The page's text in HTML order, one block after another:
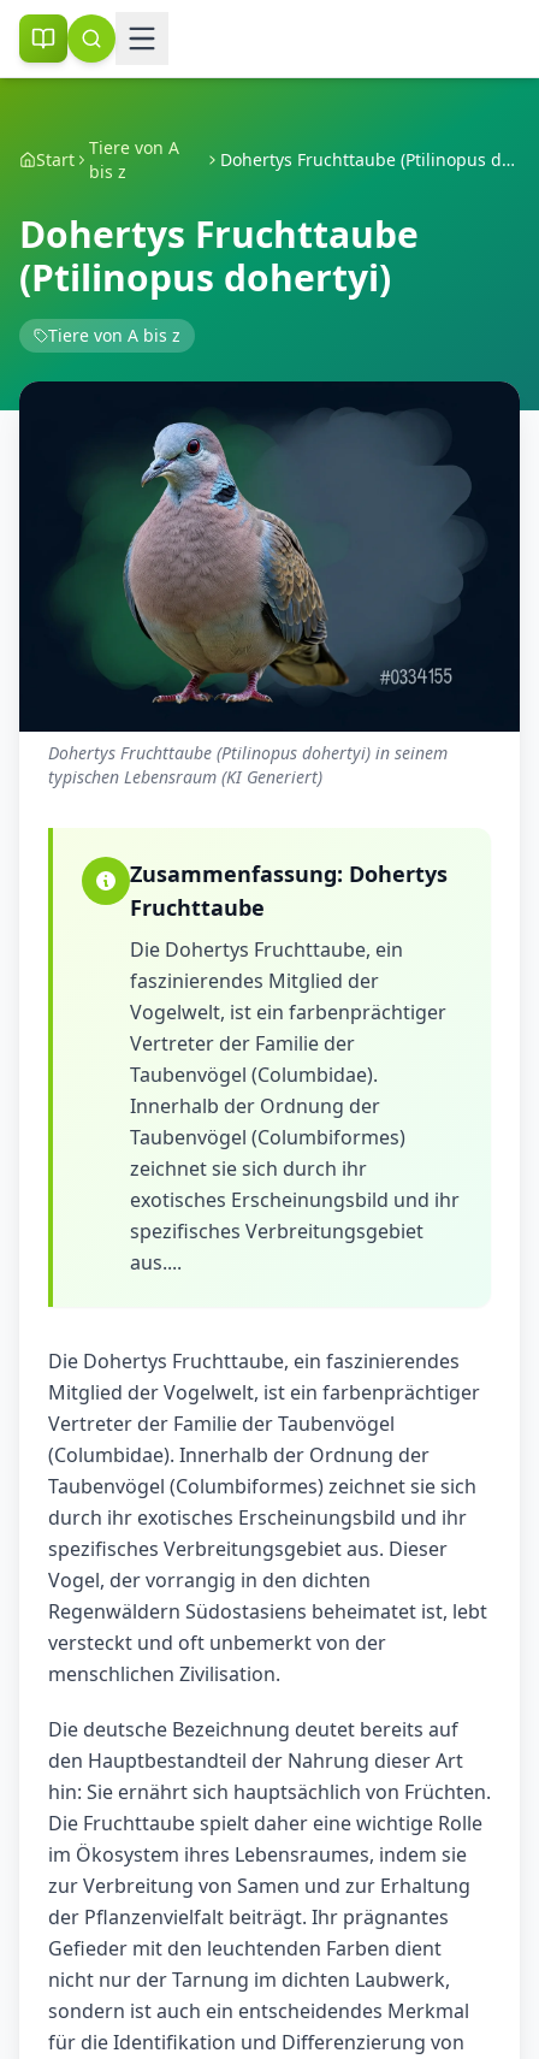
Start
Tiere von A
bis z
Dohertys Fruchttaube (Ptilinopus dohertyi)
Dohertys Fruchttaube
(Ptilinopus dohertyi)
Tiere von A bis z
Dohertys Fruchttaube (Ptilinopus dohertyi) in seinem
typischen Lebensraum (KI Generiert)
Zusammenfassung: Dohertys
Fruchttaube
Die Dohertys Fruchttaube, ein
faszinierendes Mitglied der
Vogelwelt, ist ein farbenprächtiger
Vertreter der Familie der
Taubenvögel (Columbidae).
Innerhalb der Ordnung der
Taubenvögel (Columbiformes)
zeichnet sie sich durch ihr
exotisches Erscheinungsbild und ihr
spezifisches Verbreitungsgebiet
aus....
Die Dohertys Fruchttaube, ein faszinierendes
Mitglied der Vogelwelt, ist ein farbenprächtiger
Vertreter der Familie der Taubenvögel
(Columbidae). Innerhalb der Ordnung der
Taubenvögel (Columbiformes) zeichnet sie sich
durch ihr exotisches Erscheinungsbild und ihr
spezifisches Verbreitungsgebiet aus. Dieser
Vogel, der vorrangig in den dichten
Regenwäldern Südostasiens beheimatet ist, lebt
versteckt und oft unbemerkt von der
menschlichen Zivilisation.
Die deutsche Bezeichnung deutet bereits auf
den Hauptbestandteil der Nahrung dieser Art
hin: Sie ernährt sich hauptsächlich von Früchten.
Die Fruchttaube spielt daher eine wichtige Rolle
im Ökosystem ihres Lebensraumes, indem sie
zur Verbreitung von Samen und zur Erhaltung
der Pflanzenvielfalt beiträgt. Ihr prägnantes
Gefieder mit den leuchtenden Farben dient
nicht nur der Tarnung im dichten Laubwerk,
sondern ist auch ein entscheidendes Merkmal
für die Identifikation und Differenzierung von